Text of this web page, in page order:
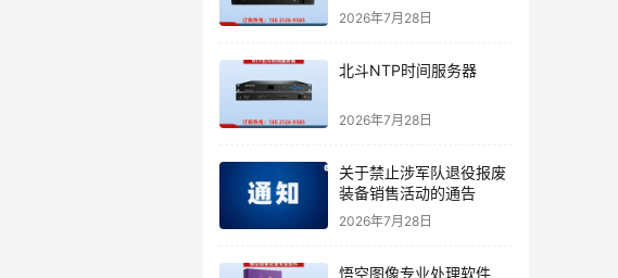
2026年7月28日
北斗NTP时间服务器
2026年7月28日
关于禁止涉军队退役报废
装备销售活动的通告
2026年7月28日
悟空图像专业处理软件